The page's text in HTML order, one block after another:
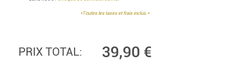
*Toutes les taxes et frais inclus.*
PRIX TOTAL: 39,90 €